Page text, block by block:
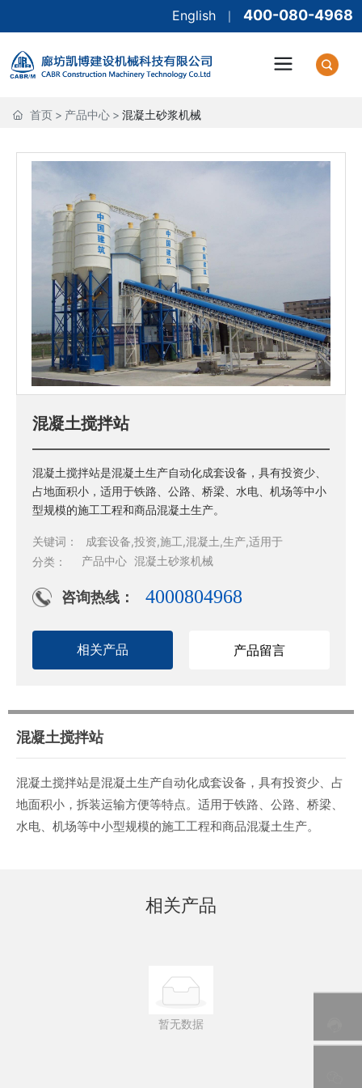
English| 400-080-4968
首页 > 产品中心 > 混凝土砂浆机械
混凝土搅拌站
混凝土搅拌站是混凝土生产自动化成套设备，具有投资少、
占地面积小，适用于铁路、公路、桥梁、水电、机场等中小
型规模的施工工程和商品混凝土生产。
关键词：
成套设备,投资,施工,混凝土,生产,适用于
分类：
产品中心 >混凝土砂浆机械
咨询热线： 4000804968
相关产品 产品留言
混凝土搅拌站
混凝土搅拌站是混凝土生产自动化成套设备，具有投资少、占
地面积小，拆装运输方便等特点。适用于铁路、公路、桥梁、
水电、机场等中小型规模的施工工程和商品混凝土生产。
相关产品
暂无数据